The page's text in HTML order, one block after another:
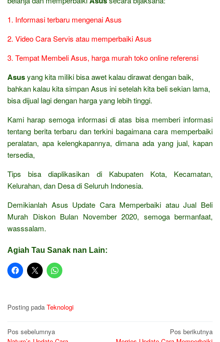
1. Informasi terbaru mengenai Asus
2. Video Cara Servis atau memperbaiki Asus
3. Tempat Membeli Asus, harga murah toko online referensi
Asusyang kita miliki bisa awet kalau dirawat dengan baik,
bahkan kalau kita simpan Asus ini setelah kita beli sekian lama,
bisa dijual lagi dengan harga yang lebih tinggi.
Kami harap semoga informasi di atas bisa memberi informasi
tentang berita terbaru dan terkini bagaimana cara memperbaiki
peralatan, apa kelengkapannya, dimana ada yang jual, kapan
tersedia,
Tips bisa diaplikasikan di Kabupaten Kota, Kecamatan,
Kelurahan, dan Desa di Seluruh Indonesia.
Demikianlah Asus Update Cara Memperbaiki atau Jual Beli
Murah Diskon Bulan November 2020, semoga bermanfaat,
wasssalam.
Agiah Tau Sanak nan Lain:
Posting pada Teknologi
Navigasi
Pos sebelumnya
Pos berikutnya